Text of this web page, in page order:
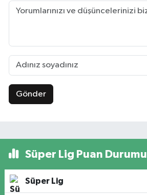
Gönder
Süper Lig Puan Durumu
Süper Lig